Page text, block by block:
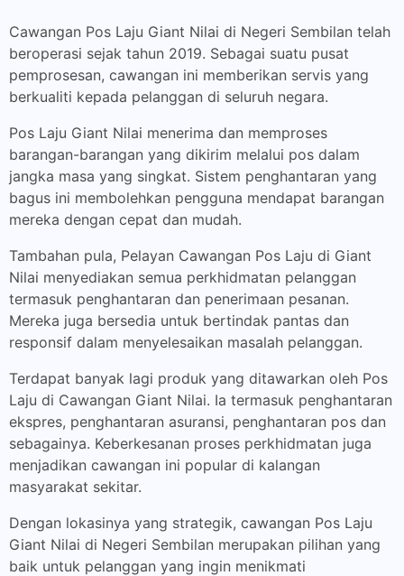
Cawangan Pos Laju Giant Nilai di Negeri Sembilan telah
beroperasi sejak tahun 2019. Sebagai suatu pusat
pemprosesan, cawangan ini memberikan servis yang
berkualiti kepada pelanggan di seluruh negara.
Pos Laju Giant Nilai menerima dan memproses
barangan-barangan yang dikirim melalui pos dalam
jangka masa yang singkat. Sistem penghantaran yang
bagus ini membolehkan pengguna mendapat barangan
mereka dengan cepat dan mudah.
Tambahan pula, Pelayan Cawangan Pos Laju di Giant
Nilai menyediakan semua perkhidmatan pelanggan
termasuk penghantaran dan penerimaan pesanan.
Mereka juga bersedia untuk bertindak pantas dan
responsif dalam menyelesaikan masalah pelanggan.
Terdapat banyak lagi produk yang ditawarkan oleh Pos
Laju di Cawangan Giant Nilai. Ia termasuk penghantaran
ekspres, penghantaran asuransi, penghantaran pos dan
sebagainya. Keberkesanan proses perkhidmatan juga
menjadikan cawangan ini popular di kalangan
masyarakat sekitar.
Dengan lokasinya yang strategik, cawangan Pos Laju
Giant Nilai di Negeri Sembilan merupakan pilihan yang
baik untuk pelanggan yang ingin menikmati